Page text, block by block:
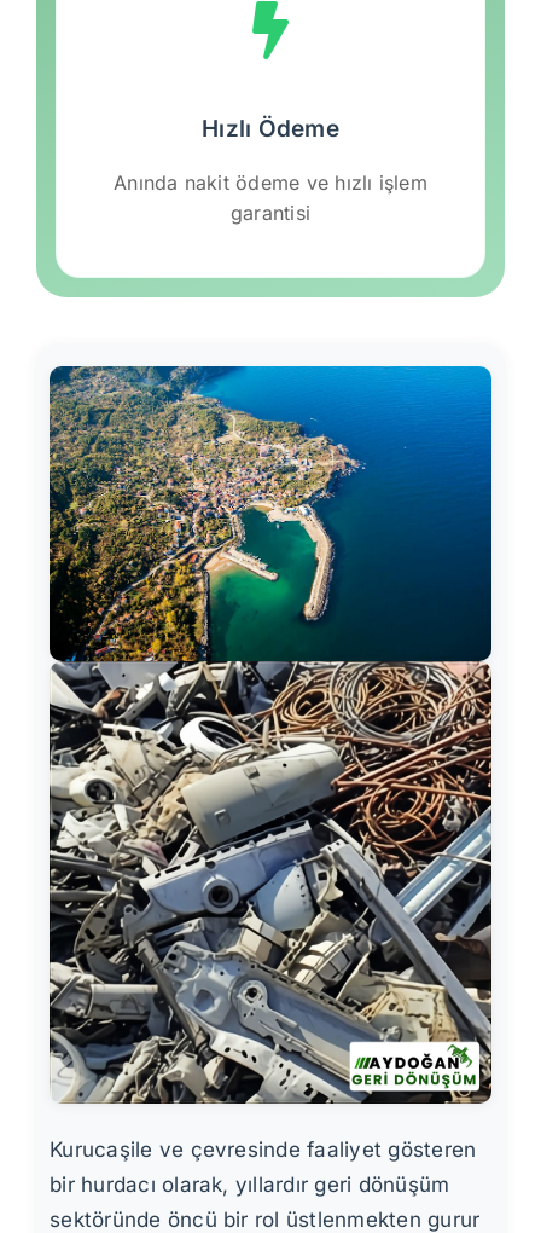
Hızlı Ödeme
Anında nakit ödeme ve hızlı işlem
garantisi
Kurucaşile ve çevresinde faaliyet gösteren
bir hurdacı olarak, yıllardır geri dönüşüm
sektöründe öncü bir rol üstlenmekten gurur